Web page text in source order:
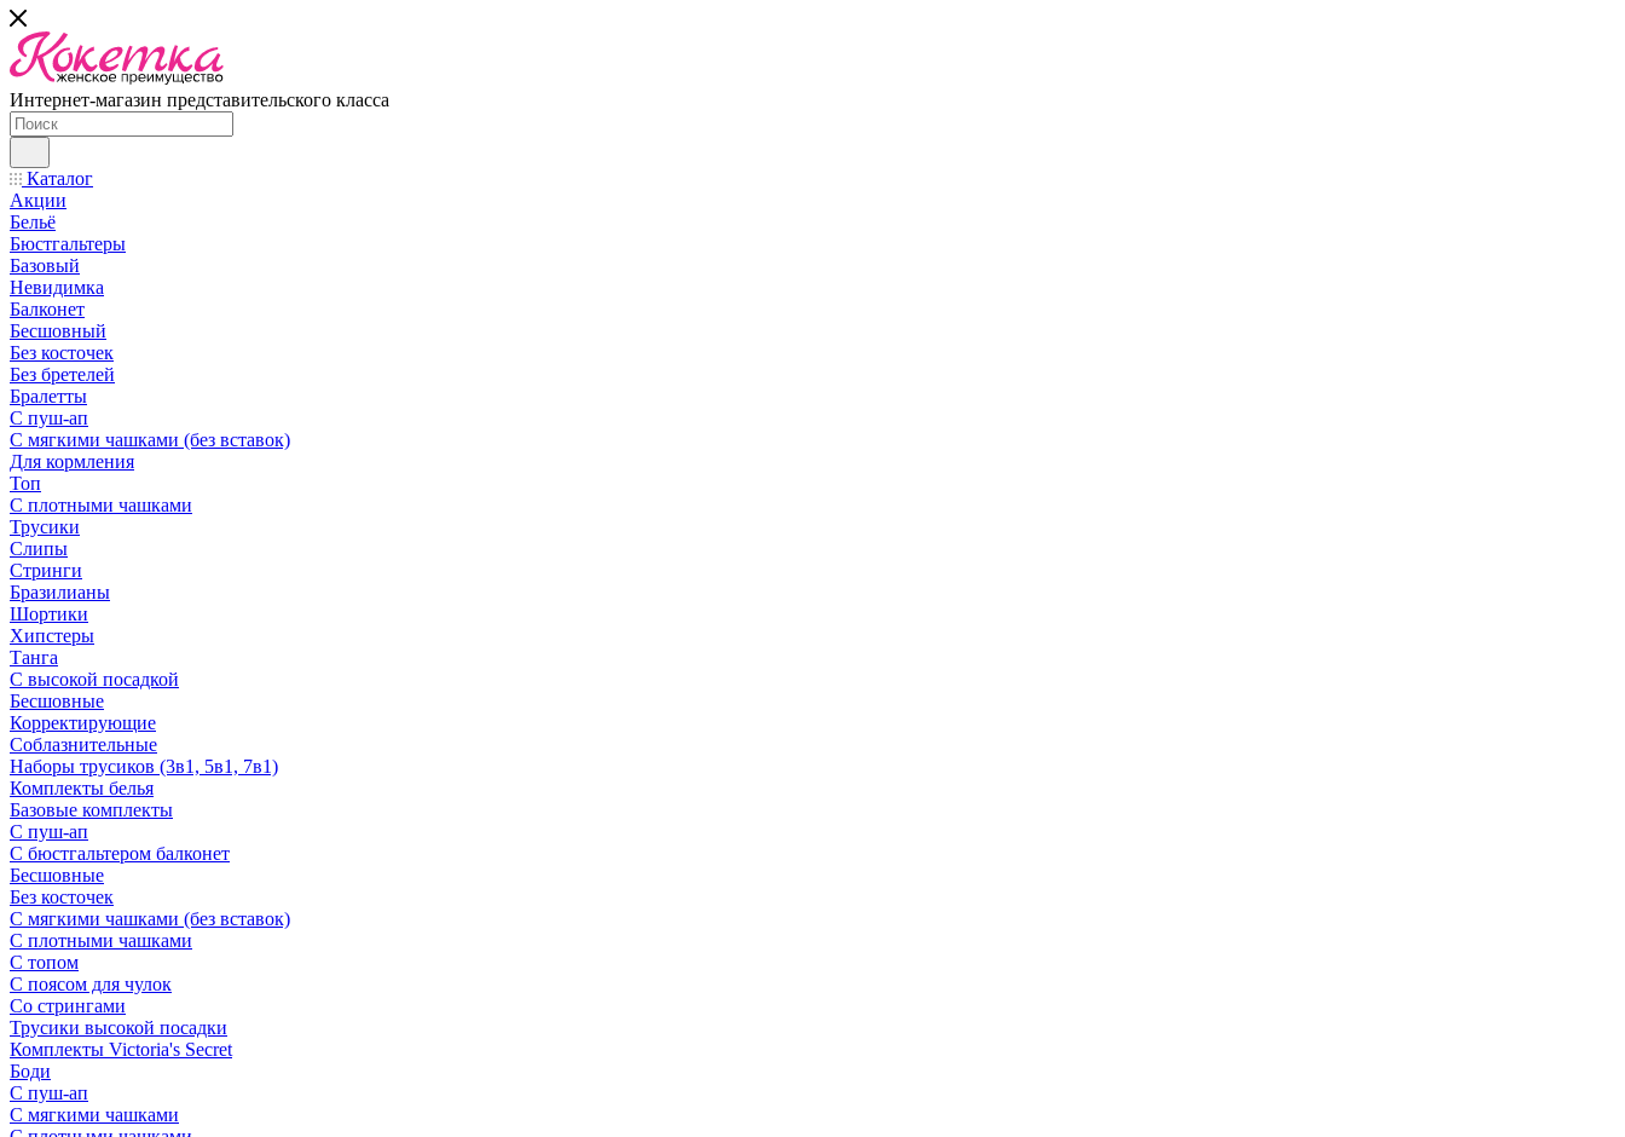
Интернет-магазин представительского класса
Каталог
Акции
Бельё
Бюстгальтеры
Базовый
Невидимка
Балконет
Бесшовный
Без косточек
Без бретелей
Бралетты
С пуш-ап
С мягкими чашками (без вставок)
Для кормления
Топ
С плотными чашками
Трусики
Слипы
Стринги
Бразилианы
Шортики
Хипстеры
Танга
С высокой посадкой
Бесшовные
Корректирующие
Соблазнительные
Наборы трусиков (3в1, 5в1, 7в1)
Комплекты белья
Базовые комплекты
С пуш-ап
С бюстгальтером балконет
Бесшовные
Без косточек
С мягкими чашками (без вставок)
С плотными чашками
С топом
С поясом для чулок
Со стрингами
Трусики высокой посадки
Комплекты Victoria's Secret
Боди
С пуш-ап
С мягкими чашками